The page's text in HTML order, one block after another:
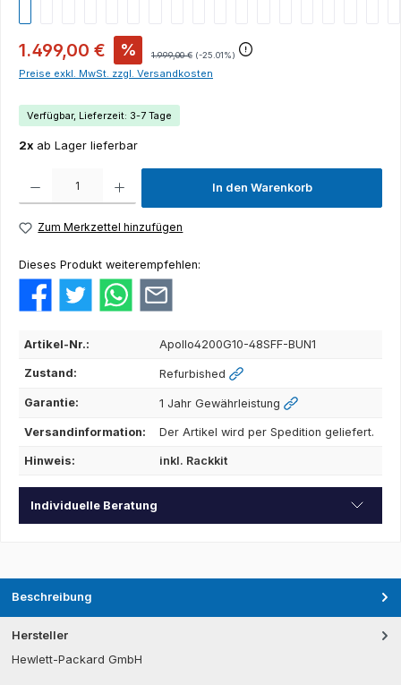
1.499,00 € % 1.999,00 € (-25.01%)
Preise exkl. MwSt. zzgl. Versandkosten
Verfügbar, Lieferzeit: 3-7 Tage
2x ab Lager lieferbar
In den Warenkorb
Zum Merkzettel hinzufügen
Dieses Produkt weiterempfehlen:
Artikel-Nr.: Apollo4200G10-48SFF-BUN1
Zustand: Refurbished
Garantie: 1 Jahr Gewährleistung
Versandinformation: Der Artikel wird per Spedition geliefert.
Hinweis: inkl. Rackkit
Individuelle Beratung
Beschreibung
Hersteller
Hewlett-Packard GmbH